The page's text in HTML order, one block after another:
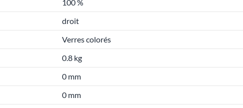
100 %
droit
Verres colorés
0.8 kg
0 mm
0 mm